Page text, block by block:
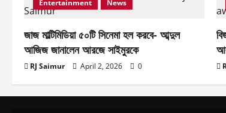
Entertainment News
জাজ মাল্টিমিডিয়া ৫০টি সিনেমা হল করবে- আব্দুল
আজিজ জানালেন আরজে সাইমুরকে
RJ Saimur April 2, 2026 0